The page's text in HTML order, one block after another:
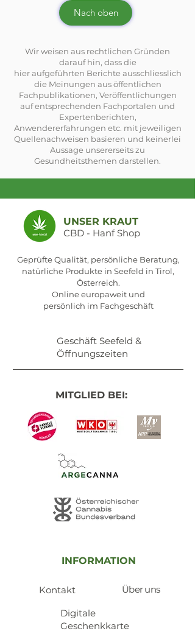
Nach oben
Wir weisen aus rechtlichen Gründen
darauf hin, dass die
hier aufgeführten Berichte ausschliesslich
die Meinungen aus öffentlichen
Fachpublikationen, Veröffentlichungen
auf entsprechenden Fachportalen und
Expertenberichten,
Anwendererfahrungen etc. mit jeweiligen
Quellenachweisen basieren und keinerlei
Aussage unsererseits zu
Gesundheitsthemen darstellen.
UNSER KRAUT
CBD - Hanf Shop
Geprüfte Qualität, persönliche Beratung,
natürliche Produkte in Seefeld in Tirol,
Österreich.
Online europaweit und
persönlich im Fachgeschäft
Geschäft Seefeld &
Öffnungszeiten
MITGLIED BEI:
INFORMATION
Kontakt Über uns
​Digitale
Geschenkkarte